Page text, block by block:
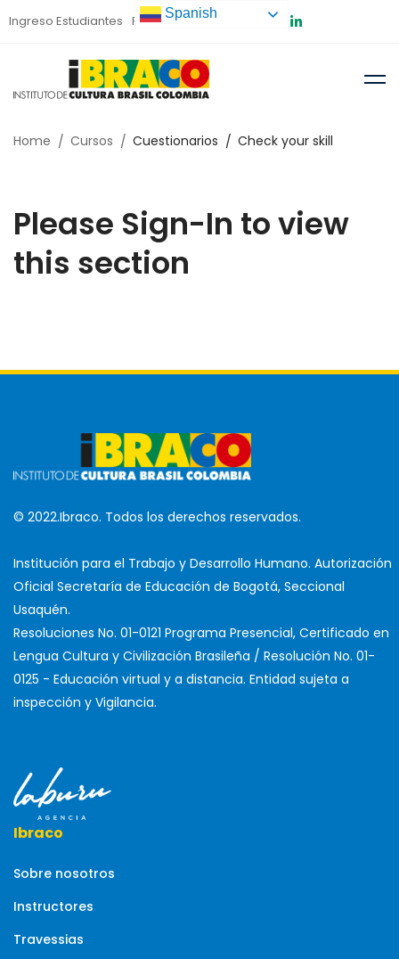
Ingreso Estudiantes Preinscripción
Home Cursos Cuestionarios Check your skill
Please Sign-In to view
this section
© 2022.Ibraco. Todos los derechos reservados.
Institución para el Trabajo y Desarrollo Humano. Autorización
Oficial Secretaría de Educación de Bogotá, Seccional
Usaquén.
Resoluciones No. 01-0121 Programa Presencial, Certificado en
Lengua Cultura y Civilización Brasileña / Resolución No. 01-
0125 - Educación virtual y a distancia. Entidad sujeta a
inspección y Vigilancia.
Ibraco
Sobre nosotros
Instructores
Travessias
Spanish